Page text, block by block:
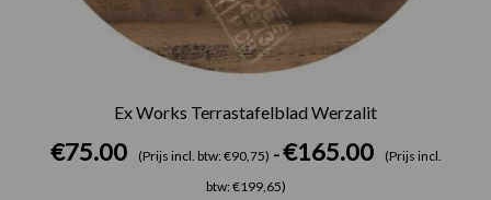
Ex Works Terrastafelblad Werzalit
€75.00 (Prijs incl. btw: €90,75) - €165.00
(Prijs incl.
btw: €199,65)